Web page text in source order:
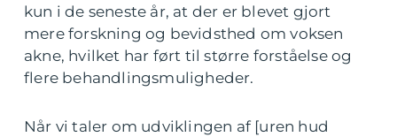
kun i de seneste år, at der er blevet gjort
mere forskning og bevidsthed om voksen
akne, hvilket har ført til større forståelse og
flere behandlingsmuligheder.
Når vi taler om udviklingen af [uren hud